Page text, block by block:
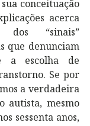
conceituação
acerca
dos “sinais”
que denunciam
a escolha de
Se por
a verdadeira
autista, mesmo
sessenta anos,